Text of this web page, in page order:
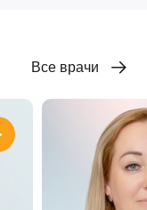
Все врачи